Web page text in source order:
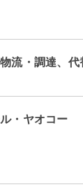
流・調達、
・ヤオコー